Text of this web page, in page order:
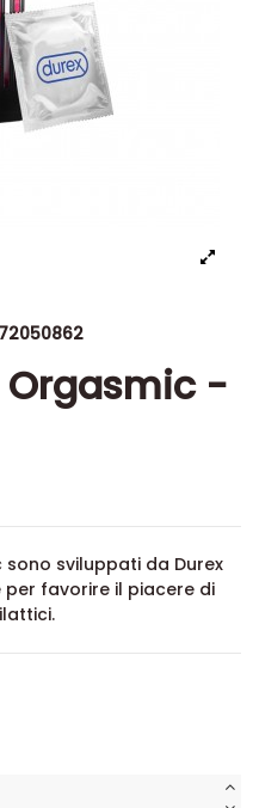
Orgasmic -
sviluppati da Durex
per favorire il piacere di